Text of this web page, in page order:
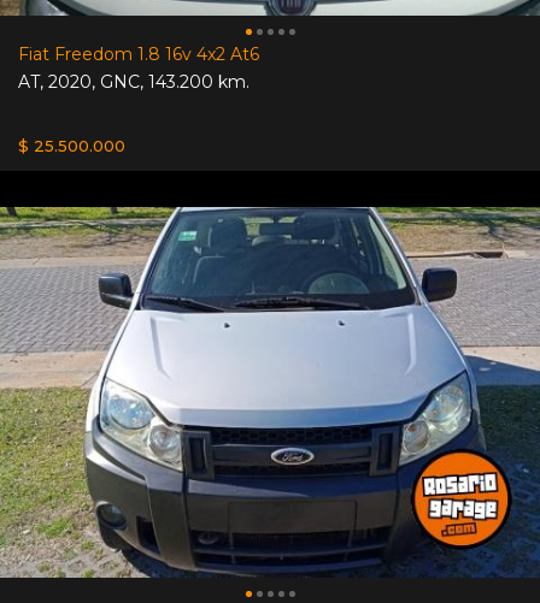
Fiat Freedom 1.8 16v 4x2 At6
AT, 2020, GNC, 143.200 km.
$ 25.500.000